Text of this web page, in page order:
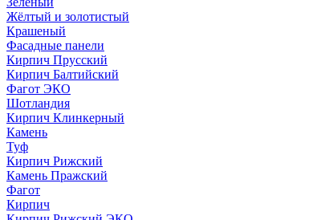
Жёлтый и золотистый
Крашеный
Фасадные панели
Кирпич Прусский
Кирпич Балтийский
Фагот ЭКО
Шотландия
Кирпич Клинкерный
Камень
Туф
Кирпич Рижский
Камень Пражский
Фагот
Кирпич